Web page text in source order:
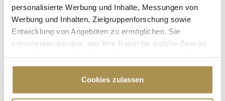
personalisierte Werbung und Inhalte, Messungen von
Werbung und Inhalten, Zielgruppenforschung sowie
Entwicklung von Angeboten zu ermöglichen. Sie
entscheiden darüber, wer Ihre Daten für welche Zwecke
Cookie-Erklärung oder durch Klicken auf das Privacy
Trigger Symbol ändern oder widerrufen
Cookies zulassen